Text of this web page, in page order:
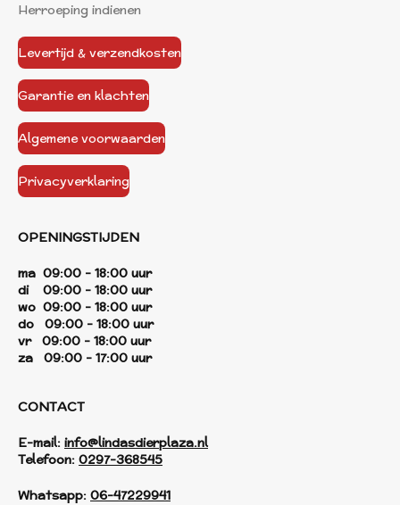
Herroeping indienen
Levertijd & verzendkosten
Garantie en klachten
Algemene voorwaarden
Privacyverklaring
OPENINGSTIJDEN
ma 09:00 - 18:00 uur
di 09:00 - 18:00 uur
wo 09:00 - 18:00 uur
do 09:00 - 18:00 uur
vr 09:00 - 18:00 uur
za 09:00 - 17:00 uur
CONTACT
E-mail: info@lindasdierplaza.nl
Telefoon: 0297-368545
Whatsapp: 06-47229941